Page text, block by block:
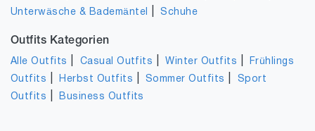
Unterwäsche & Bademäntel |Schuhe
Outfits Kategorien
Alle Outfits Casual Outfits |Winter Outfits
Frühlings
Outfits
Herbst Outfits Sommer Outfits
Sport
Outfits
Business Outfits